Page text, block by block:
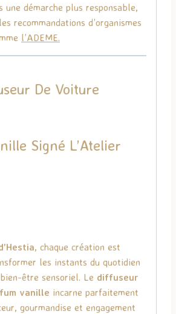
une démarche plus responsable,
recommandations d’organismes
l’ADEME.
De Voiture
Signé L’Atelier
, chaque création est
les instants du quotidien
être sensoriel. Le diffuseur
vanille incarne parfaitement
gourmandise et engagement